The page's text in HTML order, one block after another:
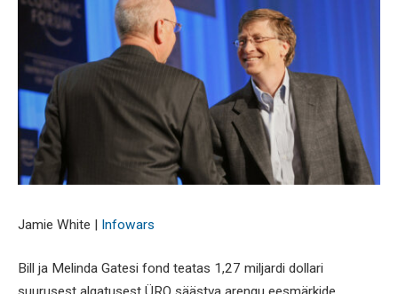
Jamie White | Infowars
Bill ja Melinda Gatesi fond teatas 1,27 miljardi dollari